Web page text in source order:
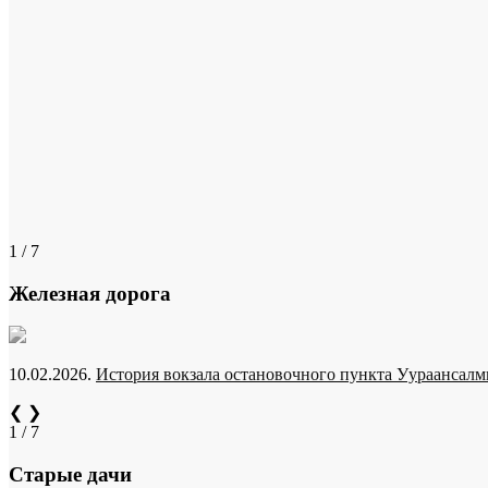
1 / 7
Железная дорога
10.02.2026. История вокзала остановочного пункта
❮ ❯
1 / 7
Старые дачи